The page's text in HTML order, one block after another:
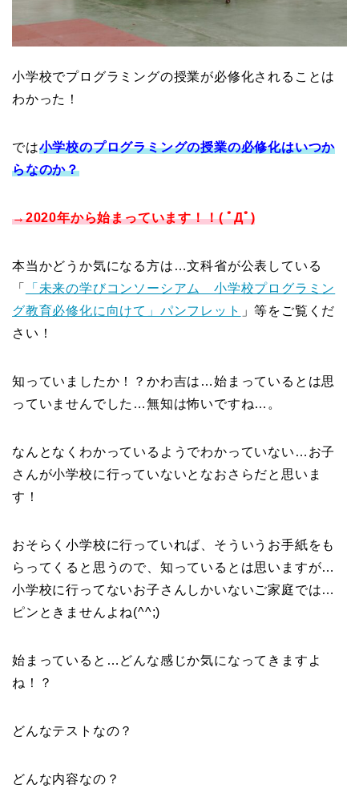
小学校でプログラミングの授業が必修化されることは
わかった！
では小学校のプログラミングの授業の必修化はいつか
らなのか？
→2020年から始まっています！！( ﾟДﾟ)
本当かどうか気になる方は…文科省が公表している
「
「未来の学びコンソーシアム 小学校プログラミン
グ教育必修化に向けて」パンフレット 」等をご覧くだ
さい！
知っていましたか！？かわ吉は…始まっているとは思
っていませんでした…無知は怖いですね…。
なんとなくわかっているようでわかっていない…お子
さんが小学校に行っていないとなおさらだと思いま
す！
おそらく小学校に行っていれば、そういうお手紙をも
らってくると思うので、知っているとは思いますが…
小学校に行ってないお子さんしかいないご家庭では…
ピンときませんよね(^^;)
始まっていると…どんな感じか気になってきますよ
ね！？
どんなテストなの？
どんな内容なの？